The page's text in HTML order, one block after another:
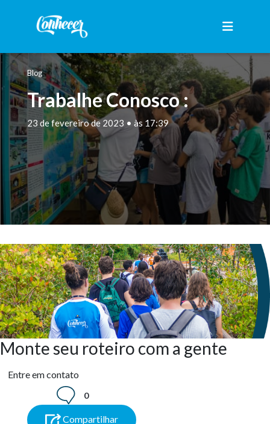
Blog
Trabalhe Conosco :
23 de fevereiro de 2023 • às 17:39
Monte seu roteiro com a gente
Entre em contato
0
Compartilhar